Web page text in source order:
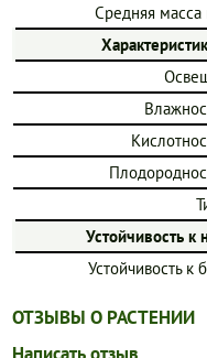
Средняя масса
Устойчивость
Устойчивость к
ОТЗЫВЫ О РАСТЕНИИ